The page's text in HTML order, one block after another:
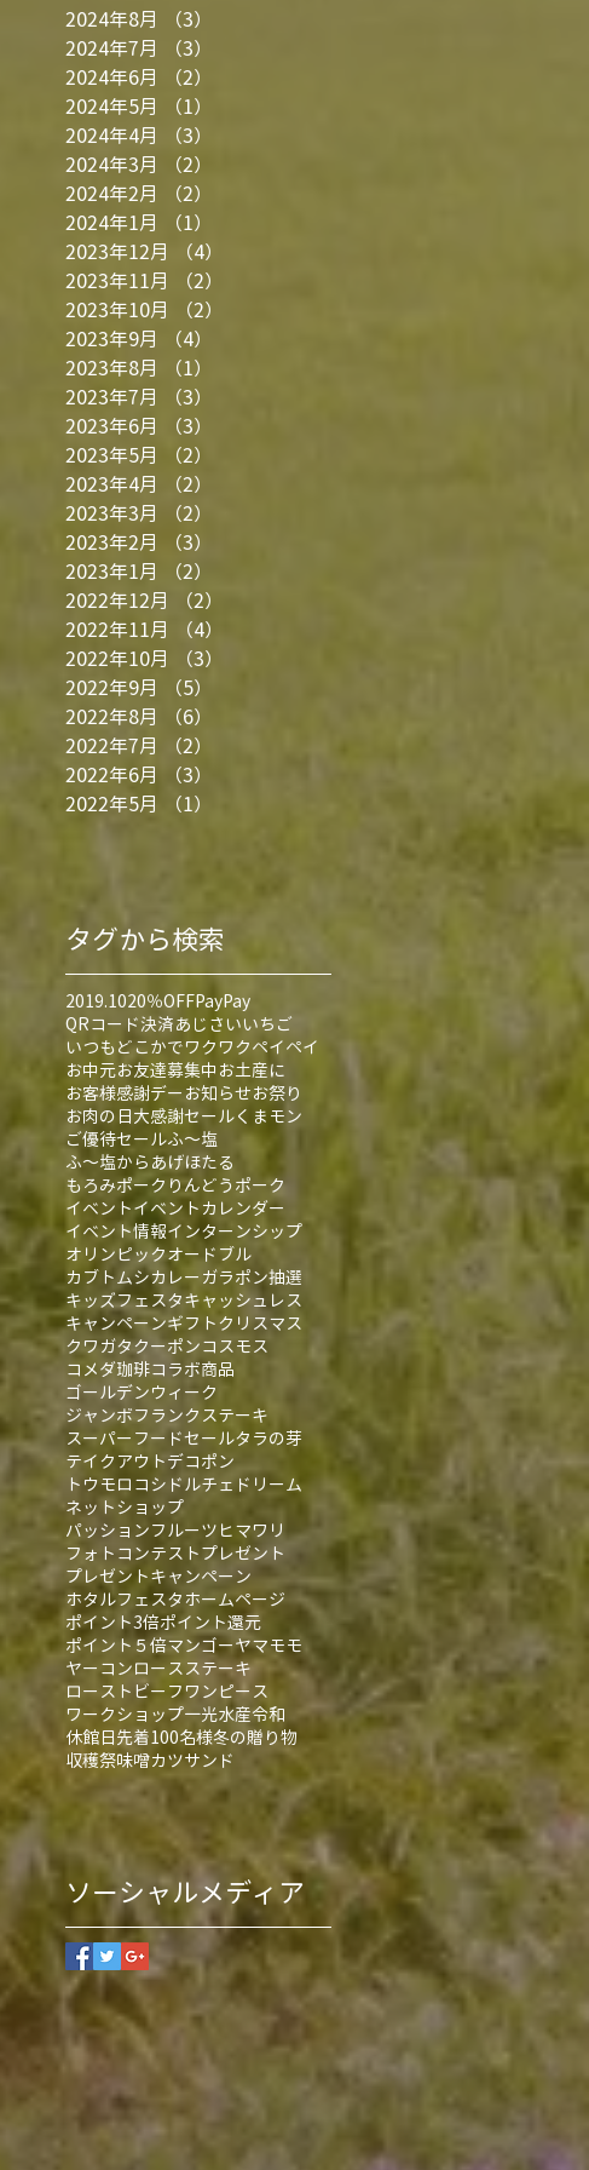
2024年8月
（3）
2024年7月
（3）
2024年6月
（2）
2024年5月
（1）
2024年4月
（3）
2024年3月
（2）
2024年2月
（2）
2024年1月
（1）
2023年12月
（4）
2023年11月
（2）
2023年10月
（2）
2023年9月
（4）
2023年8月
（1）
2023年7月
（3）
2023年6月
（3）
2023年5月
（2）
2023年4月
（2）
2023年3月
（2）
2023年2月
（3）
2023年1月
（2）
2022年12月
（2）
2022年11月
（4）
2022年10月
（3）
2022年9月
（5）
2022年8月
（6）
2022年7月
（2）
2022年6月
（3）
2022年5月
（1）
タグから検索
2019.1020％OFFPayPay
QRコード決済あじさいいちご
いつもどこかでワクワクペイペイ
お中元お友達募集中 お土産に
お客様感謝デーお知らせお祭り
お肉の日大感謝セールくまモン
ご優待セールふ～塩
ふ～塩からあげほたる
もろみポーク りんどうポーク
イベントイベントカレンダー
イベント情報インターンシップ
オリンピックオードブル
カブトムシカレー ガラポン抽選
キッズフェスタキャッシュレス
キャンペーンギフトクリスマス
クワガタクーポンコスモス
コメダ珈琲コラボ商品
ゴールデンウィーク
ジャンボフランク ステーキ
スーパーフードセールタラの芽
テイクアウトデコポン
トウモロコシ ドルチェドリーム
ネットショップ
パッションフルーツ ヒマワリ
フォトコンテストプレゼント
プレゼントキャンペーン
ホタルフェスタホームページ
ポイント3倍ポイント還元
ポイント５倍マンゴーヤマモモ
ヤーコンロースステーキ
ローストビーフ ワンピース
ワークショップ一光水産令和
休館日先着100名様冬の贈り物
収穫祭味噌カツサンド
ソーシャルメディア